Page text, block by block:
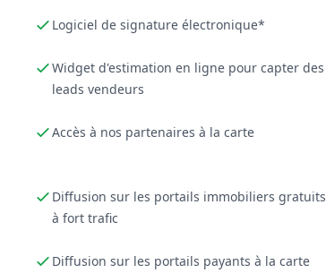
Logiciel de signature électronique*
Widget d'estimation en ligne pour capter des
leads vendeurs
Accès à nos partenaires à la carte
Diffusion sur les portails immobiliers gratuits
à fort trafic
Diffusion sur les portails payants à la carte